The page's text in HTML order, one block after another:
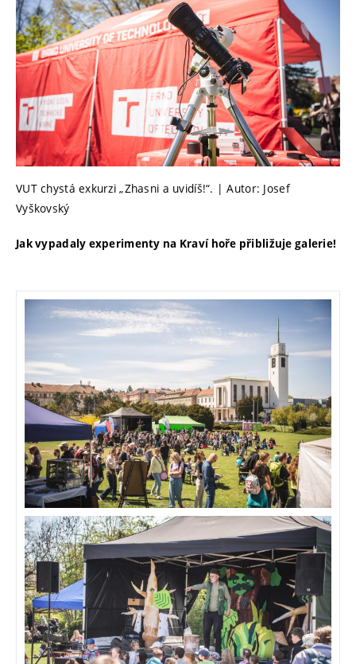
VUT chystá exkurzi „Zhasni a uvidíš!“. | Autor: Josef
Vyškovský
Jak vypadaly experimenty na Kraví hoře přibližuje galerie!